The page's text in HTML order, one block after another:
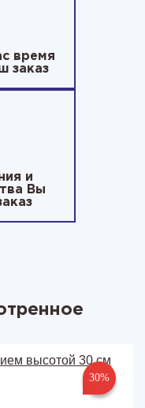
время
заказ
и
Вы
30%